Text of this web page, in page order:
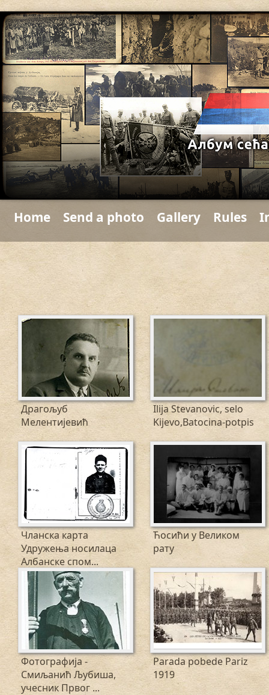
Home Send a photo Gallery Rules
Драгољуб
Мелентијевић
Ilija Stevanovic, selo
Kijevo,Batocina-potpis
Чланска карта
Удружења носилаца
Албанске спом...
Ћосићи у Великом
рату
Фотографија -
Смиљанић Љубиша,
учесник Првог ...
Parada pobede Pariz
1919